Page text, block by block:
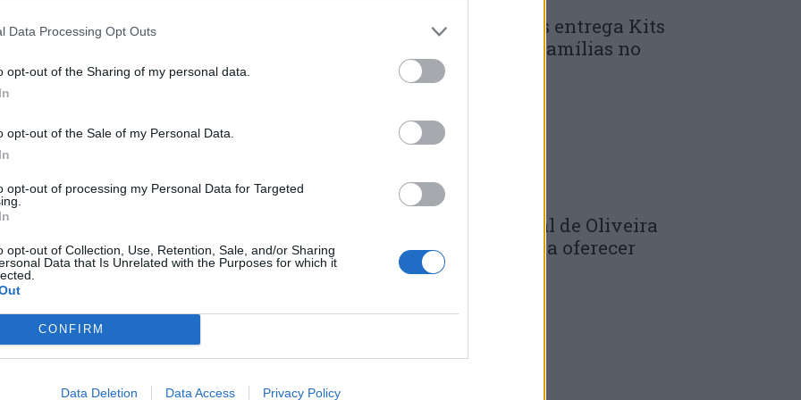
Data Processing Opt Outs
opt-out of the Sharing of my personal data.
opt-out of the Sale of my Personal Data.
opt-out of processing my Personal Data for Targeted
opt-out of Collection, Use, Retention, Sale, and/or Sharing
Data that Is Unrelated with the Purposes for which it
CONFIRM
Data Deletion Data Access Privacy Policy
de medidas de apoio aos alunos e suas
Atividades de Apoio à Famílias (AAAF),
de Enriquecimento Curricular (AEC),
e didático, transportes escolares,
de fruta, leite e lanches escolares.
“pretende atualizar as regras de
a exclusão social e garantir a igualdade de
da Câmara Municipal indicou ainda que
neste Regulamento pretendem
as condições mais adequadas para ter
a coesão social e o enriquecimento do
Município de Góis entrega Kits
Comunitários às famílias no
âmbito do...
Câmara Municipal de Oliveira
do Hospital volta a oferecer
cadernos de...